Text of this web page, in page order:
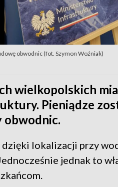
obwodnic (fot. Szymon Woźniak)
wielkopolskich
Pieniądze
obwodnic.
dzięki lokalizacji przy
jednak to